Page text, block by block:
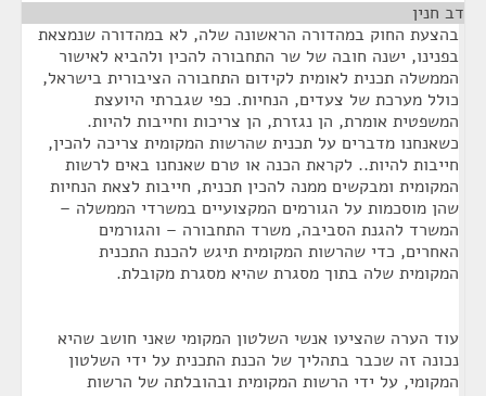
דב חנין
בהצעת החוק במהדורה הראשונה שלה, לא במהדורה שנמצאת
בפנינו, ישנה חובה של שר התחבורה להכין ולהביא לאישור
הממשלה תכנית לאומית לקידום התחבורה הציבורית בישראל,
כולל מערכת של צעדים, הנחיות. כפי שגברתי היועצת
המשפטית אומרת, הן נגזרת, הן צריכות וחייבות להיות.
כשאנחנו מדברים על תכנית שהרשות המקומית צריכה להכין,
חייבות להיות.. לקראת הכנה או טרם שאנחנו באים לרשות
המקומית ומבקשים ממנה להכין תכנית, חייבות לצאת הנחיות
שהן מוסכמות על הגורמים המקצועיים במשרדי הממשלה –
המשרד להגנת הסביבה, משרד התחבורה – והגורמים
האחרים, כדי שהרשות המקומית תיגש להכנת התכנית
המקומית שלה בתוך מסגרת שהיא מסגרת מקובלת.
עוד הערה שהציעו אנשי השלטון המקומי שאני חושב שהיא
נכונה זה שכבר בתהליך של הכנת התכנית על ידי השלטון
המקומי, על ידי הרשות המקומית ובהובלתה של הרשות